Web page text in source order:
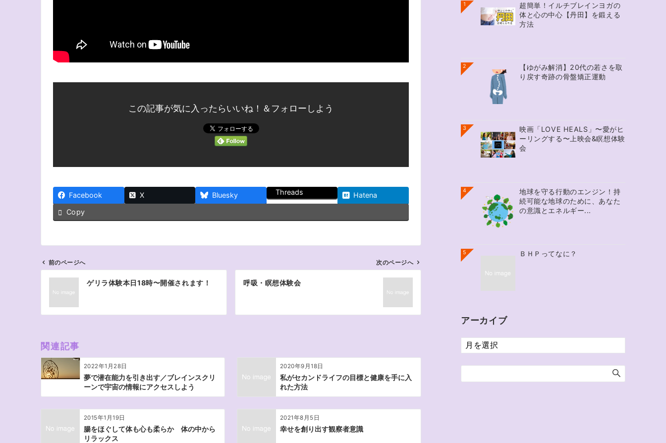
この記事が気に入ったらいいね！＆フォローしよう
Facebook X Bluesky Threads
Hatena
Copy
ビ
シ
ョ
ン
前のページへ
ゲリラ体験本日18時〜開催されます！
次のページへ
呼吸・瞑想体験会
関連記事
2022年1月28日
夢で潜在能力を引き出す／ブレインスクリ
ーンで宇宙の情報にアクセスしよう
2020年9月18日
私がセカンドライフの目標と健康を手に入
れた方法
2015年1月19日
腸をほぐして体も心も柔らか 体の中から
リラックス
2021年8月5日
幸せを創り出す観察者意識
1
超簡単！イルチブレインヨガの
体と心の中心【丹田】を鍛える
方法
2
【ゆがみ解消】20代の若さを取
り戻す奇跡の骨盤矯正運動
3
映画「LOVE HEALS」〜愛がヒ
ーリングする〜上映会&瞑想体験
会
4
地球を守る行動のエンジン！持
続可能な地球のために、あなた
の意識とエネルギー...
5 ＢＨＰってなに？
アーカイブ
ア
ー
ブ